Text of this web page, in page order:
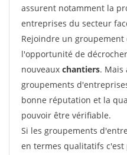
assurent notamment la
entreprises du secteur
Rejoindre un
l'opportunité de
nouveaux chantiers. Mais
groupements
bonne réputation et la
pouvoir être vérifiable.
Si les groupements
en termes qualitatifs